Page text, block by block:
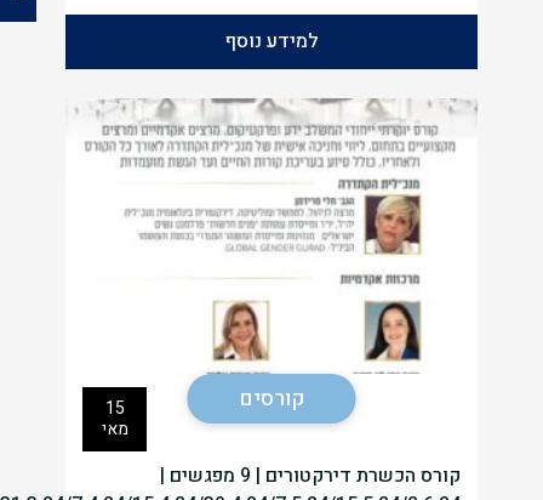
למידע נוסף
קורסים
15
מאי
קורס הכשרת דירקטורים | 9 מפגשים |